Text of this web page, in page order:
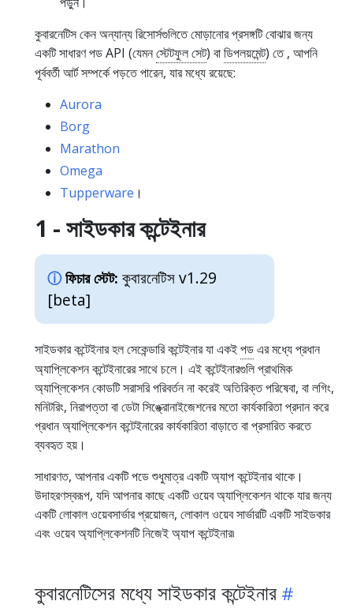
কুবারনেটিস কেন অন্যান্য রিসোর্সগুলিতে মোড়ানোর প্রসঙ্গটি বোঝার জন্য
একটি সাধারণ পড API (যেমনস্টেটফুল সেট) বাডিপলয়মেন্ট) তে , আপনি
পূর্ববর্তী আর্ট সম্পর্কে পড়তে পারেন, যার মধ্যে রয়েছে:
Aurora
Borg
Marathon
Omega
Tupperware ।
1 - সাইডকার কন্টেইনার
ফিচার স্টেট: কুবারনেটিস v1.29
[beta]
সাইডকার কন্টেইনার হল সেকেন্ডারি কন্টেইনার যা একইপডএর মধ্যে প্রধান
অ্যাপ্লিকেশন কন্টেইনারের সাথে চলে। এই কন্টেইনারগুলি প্রাথমিক
অ্যাপ্লিকেশন কোডটি সরাসরি পরিবর্তন না করেই অতিরিক্ত পরিষেবা, বা লগিং,
মনিটরিং, নিরাপত্তা বা ডেটা সিঙ্ক্রোনাইজেশনের মতো কার্যকারিতা প্রদান করে
প্রধান অ্যাপ্লিকেশন কন্টেইনারের কার্যকারিতা বাড়াতে বা প্রসারিত করতে
ব্যবহৃত হয়।
সাধারণত, আপনার একটি পডে শুধুমাত্র একটি অ্যাপ কন্টেইনার থাকে।
উদাহরণস্বরূপ, যদি আপনার কাছে একটি ওয়েব অ্যাপ্লিকেশন থাকে যার জন্য
একটি লোকাল ওয়েবসার্ভার প্রয়োজন, লোকাল ওয়েব সার্ভারটি একটি সাইডকার
এবং ওয়েব অ্যাপ্লিকেশনটি নিজেই অ্যাপ কন্টেইনার৷
কুবারনেটিসের মধ্যে সাইডকার কন্টেইনার